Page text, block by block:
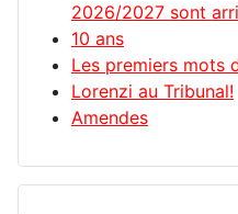
2026/2027 sont
10 ans
Les premiers mots
Lorenzi au Tribunal!
Amendes